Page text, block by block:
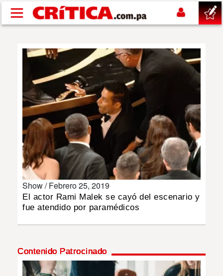
Pasar al contenido principal
NACIONAL
POLÍTICA
SHOW
DEPORTES
MULTIMEDIA
Show /Febrero 25, 2019
El actor Rami Malek se cayó del escenario y
fue atendido por paramédicos
Contenido Patrocinado